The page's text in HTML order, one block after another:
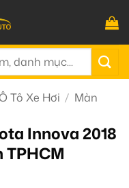
Tô Xe Hơi / Màn
Innova 2018
TPHCM